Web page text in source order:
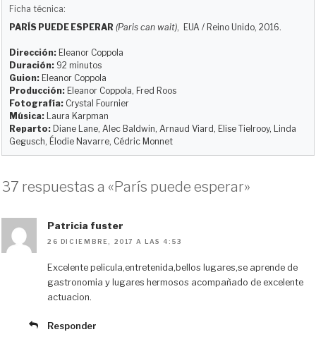
u
s
k
y
o
d
o
n
b
o
o
k
i
t
l
a
r
Ficha técnica:
PARÍS PUEDE ESPERAR (Paris can wait), EUA / Reino Unido, 2016.
Dirección: Eleanor Coppola
Duración: 92 minutos
Guion: Eleanor Coppola
Producción: Eleanor Coppola, Fred Roos
Fotografía: Crystal Fournier
Música: Laura Karpman
Reparto: Diane Lane, Alec Baldwin, Arnaud Viard, Elise Tielrooy, Linda
Gegusch, Élodie Navarre, Cédric Monnet
37 respuestas a «París puede esperar»
Patricia fuster
26 DICIEMBRE, 2017 A LAS 4:53
Excelente pelicula,entretenida,bellos lugares,se aprende de
gastronomia y lugares hermosos acompañado de excelente
actuacion.
Responder